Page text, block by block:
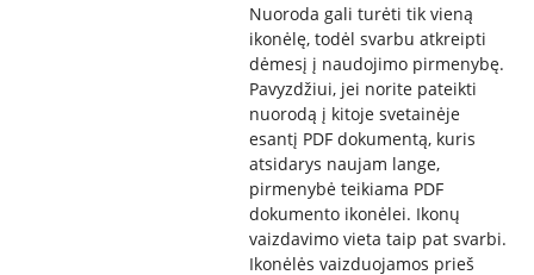
Nuoroda gali turėti tik vieną
ikonėlę, todėl svarbu atkreipti
dėmesį į naudojimo pirmenybę.
Pavyzdžiui, jei norite pateikti
nuorodą į kitoje svetainėje
esantį PDF dokumentą, kuris
atsidarys naujam lange,
pirmenybė teikiama PDF
dokumento ikonėlei. Ikonų
vaizdavimo vieta taip pat svarbi.
Ikonėlės vaizduojamos prieš